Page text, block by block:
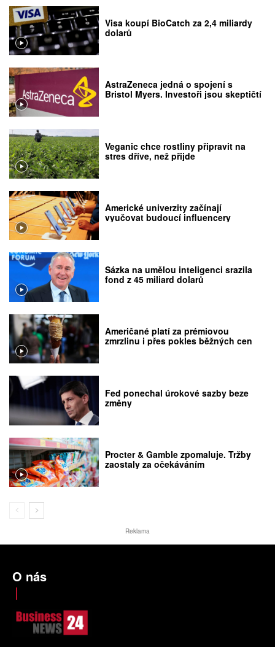
Visa koupí BioCatch za 2,4 miliardy
dolarů
AstraZeneca jedná o spojení s
Bristol Myers. Investoři jsou skeptičtí
Veganic chce rostliny připravit na
stres dříve, než přijde
Americké univerzity začínají
vyučovat budoucí influencery
Sázka na umělou inteligenci srazila
fond z 45 miliard dolarů
Američané platí za prémiovou
zmrzlinu i přes pokles běžných cen
Fed ponechal úrokové sazby beze
změny
Procter & Gamble zpomaluje. Tržby
zaostaly za očekáváním
Reklama
O nás